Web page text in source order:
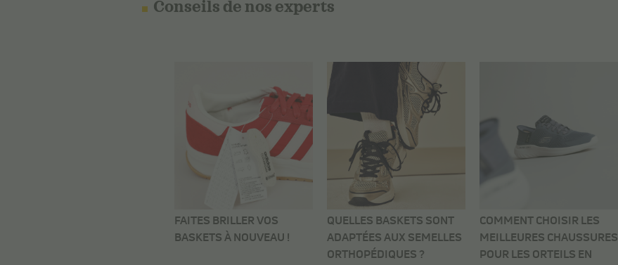
Conseils de nos experts
FAITES BRILLER VOS
BASKETS À NOUVEAU !
QUELLES BASKETS SONT
ADAPTÉES AUX SEMELLES
ORTHOPÉDIQUES ?
COMMENT CHOISIR LES
MEILLEURES CHAUSSURES
POUR LES ORTEILS EN